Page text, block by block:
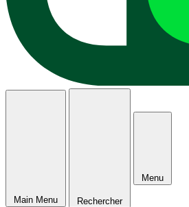
Main Menu Rechercher
Menu